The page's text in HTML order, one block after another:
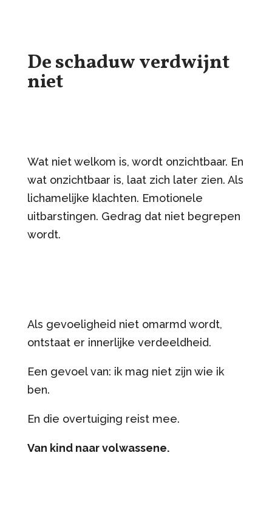
De schaduw verdwijnt
niet
Wat niet welkom is, wordt onzichtbaar. En
wat onzichtbaar is, laat zich later zien. Als
lichamelijke klachten. Emotionele
uitbarstingen. Gedrag dat niet begrepen
wordt.
Als gevoeligheid niet omarmd wordt,
ontstaat er innerlijke verdeeldheid.
Een gevoel van: ik mag niet zijn wie ik
ben.
En die overtuiging reist mee.
Van kind naar volwassene.